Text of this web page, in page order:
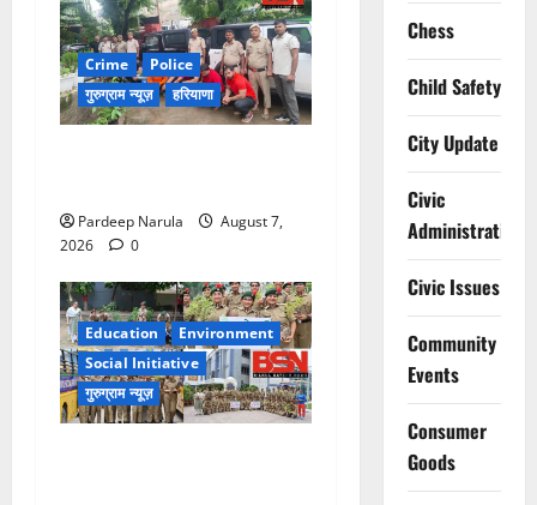
Crime
Police
गुरुग्राम न्यूज़
हरियाणा
Pardeep Narula
August 7,
2026
0
Education
Environment
Social Initiative
गुरुग्राम न्यूज़
Chess
Child Safety
City Update
Civic
Administration
Civic Issues
Community
Events
Consumer
Goods